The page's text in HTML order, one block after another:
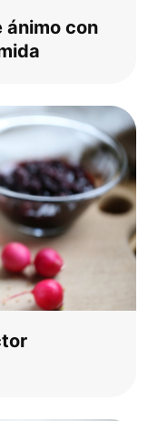
áni­mo con